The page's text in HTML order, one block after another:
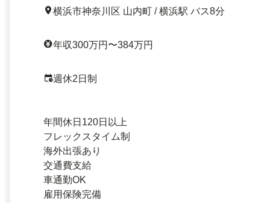
横浜市神奈川区 山内町 / 横浜駅 バス8分
年収300万円〜384万円
週休2日制
年間休日120日以上
フレックスタイム制
海外出張あり
交通費支給
車通勤OK
雇用保険完備